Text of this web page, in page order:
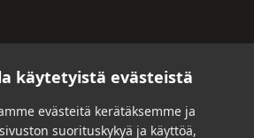
käytetyistä evästeistä
evästeitä kerätäksemme ja
suorituskykyä ja käyttöä,